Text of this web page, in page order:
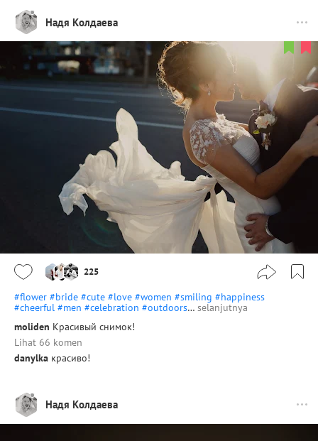
Надя Колдаева
225
#flower #bride #cute #love #women #smiling #happiness
#cheerful #men #celebration #outdoors… selanjutnya
moliden Красивый снимок!
Lihat 66 komen
danylka красиво!
Надя Колдаева